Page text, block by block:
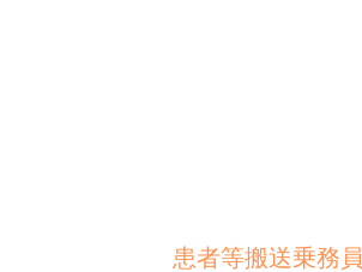
患者等搬送乗務員